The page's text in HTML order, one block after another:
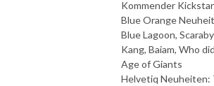
Kommender
Blue Orange
Blue Lagoon,
Kang, Baiam, Who
Age of Giants
Helvetiq Neuheiten: